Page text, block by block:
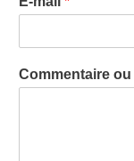
Commentaire